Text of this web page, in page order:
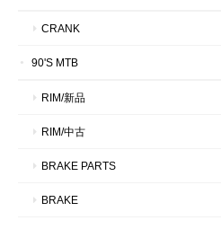
CRANK
90'S MTB
RIM/新品
RIM/中古
BRAKE PARTS
BRAKE